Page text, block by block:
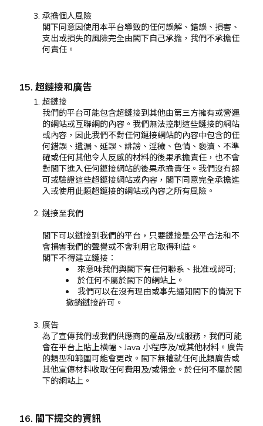
承擔個人風險
閣下同意因使用本平台導致的任何誤解、錯誤、損害、
支出或損失的風險完全由閣下自己承擔，我們不承擔任
何責任。
15. 超鏈接和廣告
超鏈接
我們的平台可能包含超鏈接到其他由第三方擁有或營運
的網站或互聯網的內容。我們無法控制這些鏈接的網站
或內容，因此我們不對任何鏈接網站的內容中包含的任
何錯誤、遺漏、延誤、誹謗、淫穢、色情、褻瀆、不準
確或任何其他令人反感的材料的後果承擔責任，也不會
對閣下進入任何鏈接網站的後果承擔責任。我們沒有認
可或驗證這些超鏈接網站或內容，閣下同意完全承擔進
入或使用此類超鏈接的網站或內容之所有風險。
鏈接至我們
閣下可以鏈接到我們的平台，只要鏈接是公平合法和不
會損害我們的聲譽或不會利用它取得利益。
閣下不得建立鏈接：
來意味我們與閣下有任何聯系、批准或認可;
於任何不屬於閣下的網站上。
我們可以在沒有理由或事先通知閣下的情況下
撤銷鏈接許可。
廣告
為了宣傳我們或我們供應商的產品及/或服務，我們可能
會在平台上貼上橫幅、Java 小程序及/或其他材料。廣告
的類型和範圍可能會更改。閣下無權就任何此類廣告或
其他宣傳材料收取任何費用及/或佣金。於任何不屬於閣
下的網站上。
16. 閣下提交的資訊